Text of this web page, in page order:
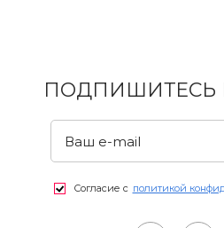
ПОДПИШИТЕСЬ
Согласие с политикой